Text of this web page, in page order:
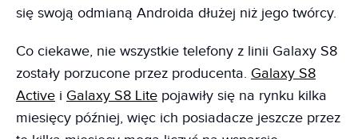
się swoją odmianą Androida dłużej niż jego twórcy.
Co ciekawe, nie wszystkie telefony z linii Galaxy S8
zostały porzucone przez producenta. Galaxy S8
Active i Galaxy S8 Lite pojawiły się na rynku kilka
miesięcy później, więc ich posiadacze jeszcze przez